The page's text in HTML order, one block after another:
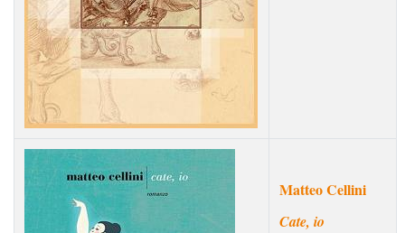
Matteo Cellini
Cate, io